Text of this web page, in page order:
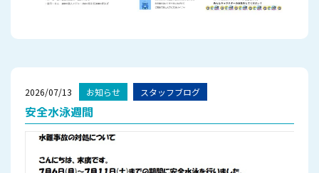
2026/07/13 お知らせ スタッフブログ
安全水泳週間